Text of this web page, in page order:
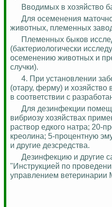
Вводимых в хозяйство
Для осеменения
животных, племенных
Племенных быков
(бактериологически
осеменению животных и
случки).
4. При установлении
(отару, ферму) и
в соответствии с
Для дезинфекции
вибриозу хозяйствах
раствор едкого натра; 20-
креолина; 5-процентную
и другие дезсредства.
Дезинфекцию и другие
"Инструкцией по
управлением